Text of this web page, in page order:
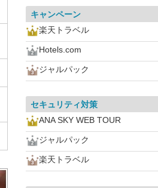
キャンペーン
楽天トラベル
Hotels.com
ジャルパック
セキュリティ対策
ANA SKY WEB TOUR
ジャルパック
楽天トラベル